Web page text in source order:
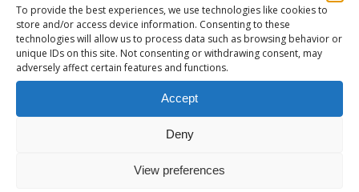
To provide the best experiences, we use technologies like cookies to
store and/or access device information. Consenting to these
technologies will allow us to process data such as browsing behavior or
unique IDs on this site. Not consenting or withdrawing consent, may
adversely affect certain features and functions.
Accept
Deny
View preferences
Corso di Meditazione